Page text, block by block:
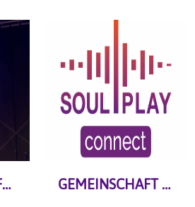
DER GOSPELREFERENT GEMEINSCHAFT DURCH MUSIK